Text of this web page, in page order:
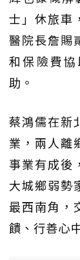
士」休旅車
醫院長詹賜
和保險費
助。
蔡鴻儒在新
業，兩人離
事業有成後
大城鄉弱勢
最西南角，
饋、行善心